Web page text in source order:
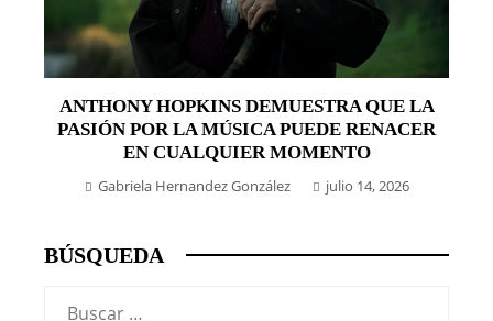
ANTHONY HOPKINS DEMUESTRA QUE LA
PASIÓN POR LA MÚSICA PUEDE RENACER
EN CUALQUIER MOMENTO
Gabriela Hernandez González julio 14, 2026
BÚSQUEDA